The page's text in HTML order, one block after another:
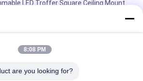
LED Troffer Square Ceiling Mount
Flat Panel Light
Light voor kantoren Klaslokalen
categorieën
8:08 PM
are you looking for?